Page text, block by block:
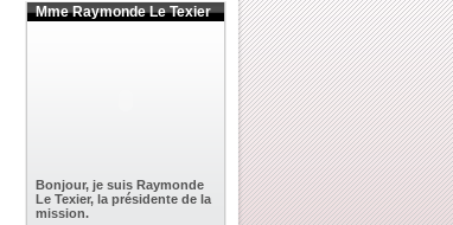
Mme Raymonde Le Texier
Bonjour, je suis Raymonde
Le Texier, la présidente de la
mission.